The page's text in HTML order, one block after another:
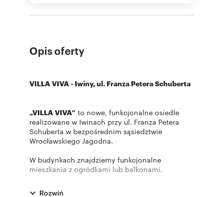
Opis oferty
VILLA VIVA - Iwiny, ul. Franza Petera Schuberta
„VILLA VIVA” to nowe, funkcjonalne osiedle
realizowane w Iwinach przy ul. Franza Petera
Schuberta w bezpośrednim sąsiedztwie
Wrocławskiego Jagodna.
W budynkach znajdziemy funkcjonalne
mieszkania z ogródkami lub balkonami.
Rozwiń